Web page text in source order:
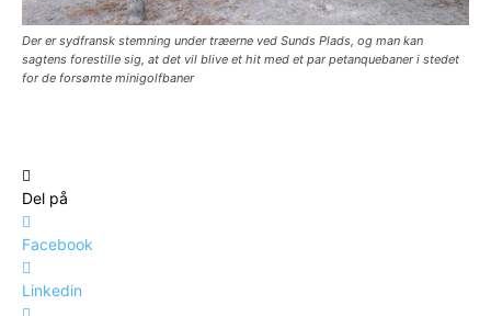
Der er sydfransk stemning under træerne ved Sunds Plads, og man kan
sagtens forestille sig, at det vil blive et hit med et par petanquebaner i stedet
for de forsømte minigolfbaner
Del på
Facebook
Linkedin